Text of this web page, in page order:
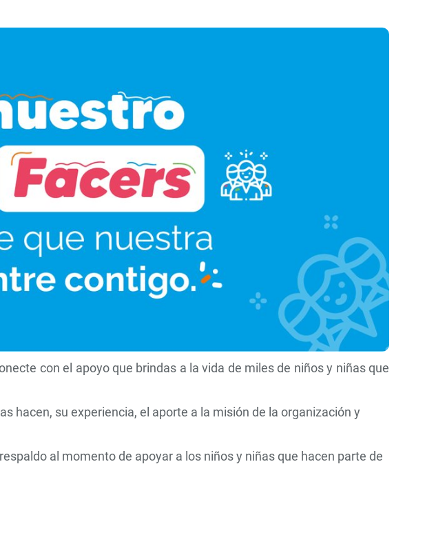
con el apoyo que brindas a la vida de miles de niños y niñas que
hacen, su experiencia, el aporte a la misión de la organización y
al momento de apoyar a los niños y niñas que hacen parte de